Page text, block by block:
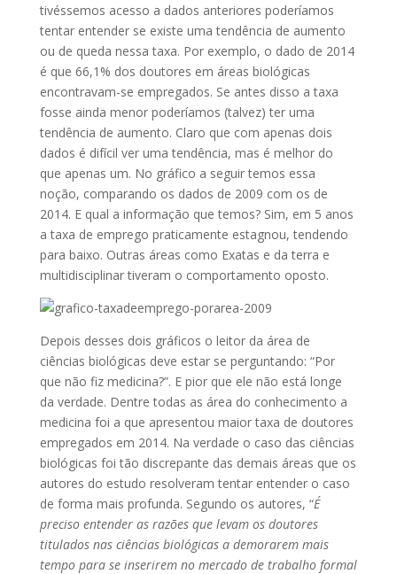
tivéssemos acesso a dados anteriores poderíamos
tentar entender se existe uma tendência de aumento
ou de queda nessa taxa. Por exemplo, o dado de 2014
é que 66,1% dos doutores em áreas biológicas
encontravam-se empregados. Se antes disso a taxa
fosse ainda menor poderíamos (talvez) ter uma
tendência de aumento. Claro que com apenas dois
dados é difícil ver uma tendência, mas é melhor do
que apenas um. No gráfico a seguir temos essa
noção, comparando os dados de 2009 com os de
2014. E qual a informação que temos? Sim, em 5 anos
a taxa de emprego praticamente estagnou, tendendo
para baixo. Outras áreas como Exatas e da terra e
multidisciplinar tiveram o comportamento oposto.
Depois desses dois gráficos o leitor da área de
ciências biológicas deve estar se perguntando: “Por
que não fiz medicina?”. E pior que ele não está longe
da verdade. Dentre todas as área do conhecimento a
medicina foi a que apresentou maior taxa de doutores
empregados em 2014. Na verdade o caso das ciências
biológicas foi tão discrepante das demais áreas que os
autores do estudo resolveram tentar entender o caso
de forma mais profunda. Segundo os autores, “É
preciso entender as razões que levam os doutores
titulados nas ciências biológicas a demorarem mais
tempo para se inserirem no mercado de trabalho formal